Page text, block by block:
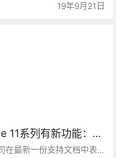
19年9月21日
11系列有新功能：电
对性能影响小了
在最新一份支持文档中表